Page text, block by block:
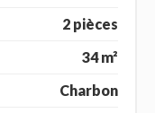
2 pièces
34 m²
Charbon